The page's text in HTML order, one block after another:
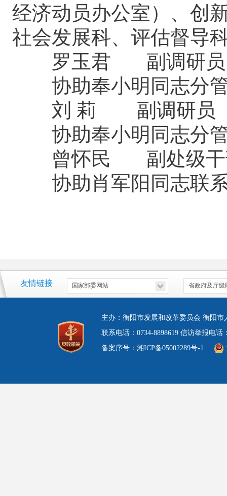
经济动员办公室）、创
社会发展科、评估督导
罗玉君 副调研员
协助奉小明同志分管
刘 莉 副调研员
协助奉小明同志分管
曾怀民 副处级干
协助肖军阳同志联系
友情链接
主办：衡阳市发展和改革委员会 衡阳
联系电话：0734-8898619 信访举报电
备案序号：湘ICP备05002289号-1